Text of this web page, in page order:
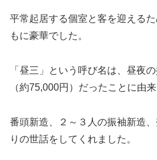
平常起居する個室と客を迎える
もに豪華でした。
「昼三」という呼び名は、昼夜
（約75,000円）だったことに由
番頭新造、２～３人の振袖新造
りの世話をしてくれました。